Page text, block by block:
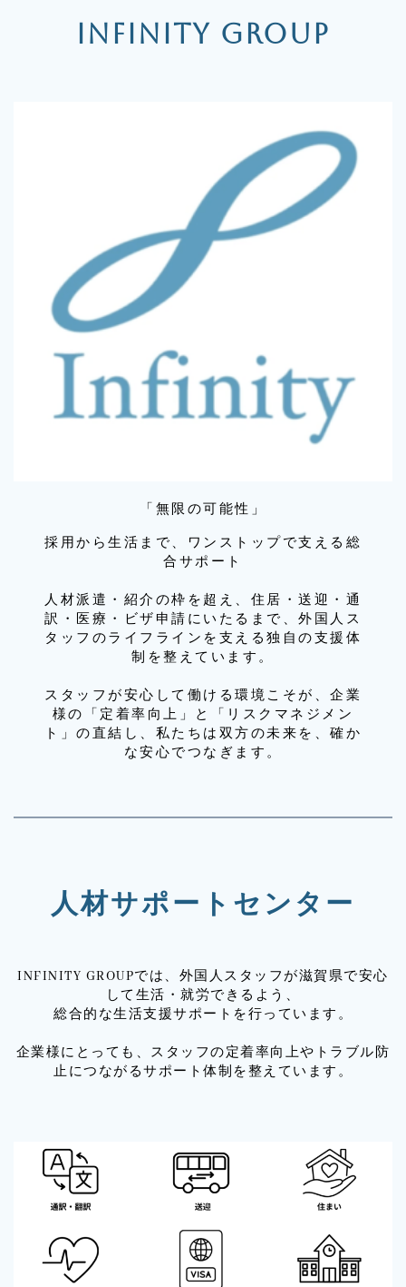
INFINITY GROUP
「無限の可能性」
採用から生活まで、ワンストップで支える総
合サポート
人材派遣・紹介の枠を超え、住居・送迎・通
訳・医療・ビザ申請にいたるまで、外国人ス
タッフのライフラインを支える独自の支援体
制を整えています。
スタッフが安心して働ける環境こそが、企業
様の「定着率向上」と「リスクマネジメン
ト」の直結し、私たちは双方の未来を、確か
な安心でつなぎます。
人材サポートセンター
INFINITY GROUPでは、外国人スタッフが滋賀県で安心
して生活・就労できるよう、
総合的な生活支援サポートを行っています。
企業様にとっても、スタッフの定着率向上やトラブル防
止につながるサポート体制を整えています。